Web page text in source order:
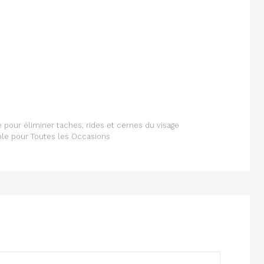
éliminer taches, rides et cernes du visage
pour Toutes les Occasions